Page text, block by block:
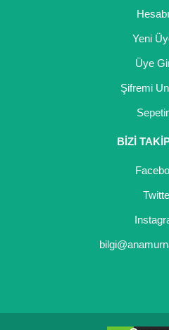
Yeni
Üye
Şifremi
BİZİ